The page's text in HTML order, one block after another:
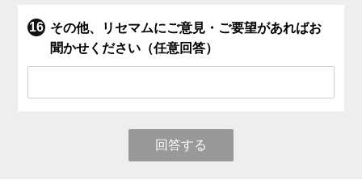
その他、リセマムにご意見・ご要望があればお
聞かせください（任意回答）
回答する